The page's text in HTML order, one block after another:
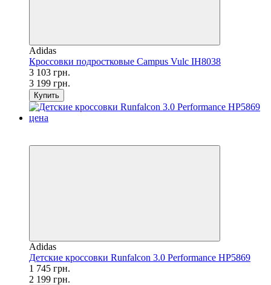
Adidas
Кроссовки подростковые Campus Vulc IH8038
3 103 грн.
3 199 грн.
Купить
Adidas
Детские кросcoвки Runfalcon 3.0 Performance HP5869
1 745 грн.
2 199 грн.